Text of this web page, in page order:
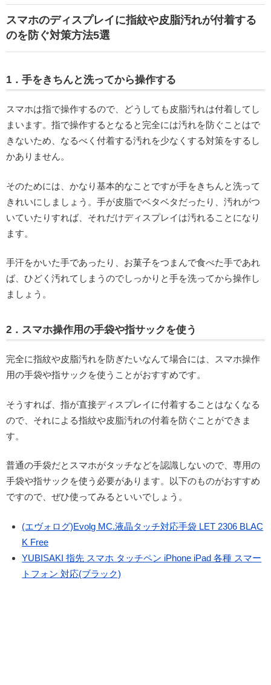
スマホのディスプレイに指紋や皮脂汚れが付着する
のを防ぐ対策方法5選
1．手をきちんと洗ってから操作する
スマホは指で操作するので、どうしても皮脂汚れは付着してし
まいます。指で操作するとなると完全には汚れを防ぐことはで
きないため、なるべく付着する汚れを少なくする対策をするし
かありません。
そのためには、かなり基本的なことですが手をきちんと洗って
きれいにしましょう。手が皮脂でベタベタだったり、汚れがつ
いていたりすれば、それだけディスプレイは汚れることになり
ます。
手汗をかいた手であったり、お菓子をつまんで食べた手であれ
ば、ひどく汚れてしまうのでしっかりと手を洗ってから操作し
ましょう。
2．スマホ操作用の手袋や指サックを使う
完全に指紋や皮脂汚れを防ぎたいなんて場合には、スマホ操作
用の手袋や指サックを使うことがおすすめです。
そうすれば、指が直接ディスプレイに付着することはなくなる
ので、それによる指紋や皮脂汚れの付着を防ぐことができま
す。
普通の手袋だとスマホがタッチなどを認識しないので、専用の
手袋や指サックを使う必要があります。以下のものがおすすめ
ですので、ぜひ使ってみるといいでしょう。
(エヴォログ)Evolg MC.液晶タッチ対応手袋 LET 2306 BLAC
K Free
YUBISAKI 指先 スマホ タッチペン iPhone iPad 各種 スマー
トフォン 対応(ブラック)